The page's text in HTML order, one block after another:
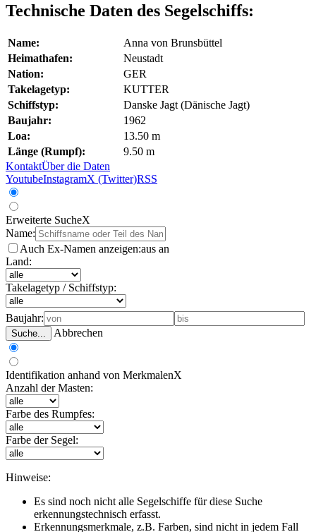
Technische Daten des Segelschiffs:
Name:
Anna von Brunsbüttel
Heimathafen:
Neustadt
Nation:
GER
Takelagetyp:
KUTTER
Schiffstyp:
Danske Jagt (Dänische Jagt)
Baujahr:
1962
Loa:
13.50 m
Länge (Rumpf):
9.50 m
KontaktÜber die Daten
YoutubeInstagramX (Twitter)RSS
Erweiterte SucheX
Name:
Auch Ex-Namen anzeigen:aus an
Land:
Takelagetyp / Schiffstyp:
Baujahr:
Suche... Abbrechen
Identifikation anhand von MerkmalenX
Anzahl der Masten:
Farbe des Rumpfes:
Farbe der Segel:
Hinweise:
Es sind noch nicht alle Segelschiffe für diese Suche
erkennungstechnisch erfasst.
Erkennungsmerkmale, z.B. Farben, sind nicht in jedem Fall